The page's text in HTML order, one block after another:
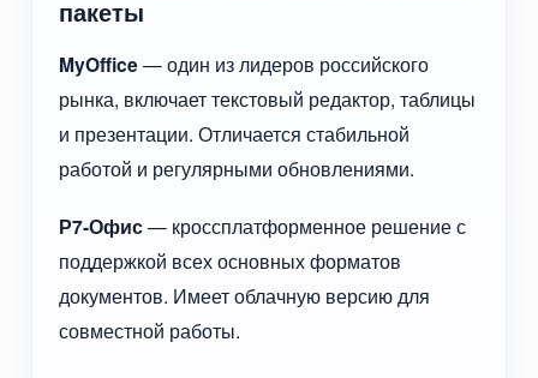
пакеты
MyOffice— один из лидеров российского
рынка, включает текстовый редактор, таблицы
и презентации. Отличается стабильной
работой и регулярными обновлениями.
Р7-Офис— кроссплатформенное решение с
поддержкой всех основных форматов
документов. Имеет облачную версию для
совместной работы.